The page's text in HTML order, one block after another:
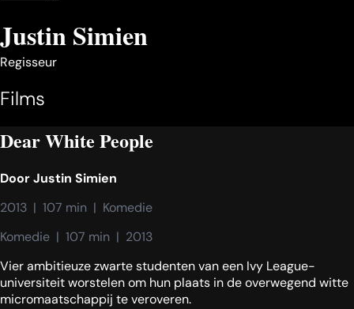
Justin Simien
Regisseur
Films
Dear White People
DoorJustin Simien
2013  |  107 min  |  Komedie
Komedie  |  107 min  |  2013
Vier ambitieuze zwarte studenten van een Ivy League-
universiteit worstelen om hun plaats in de overwegend witte
micromaatschappij te veroveren.